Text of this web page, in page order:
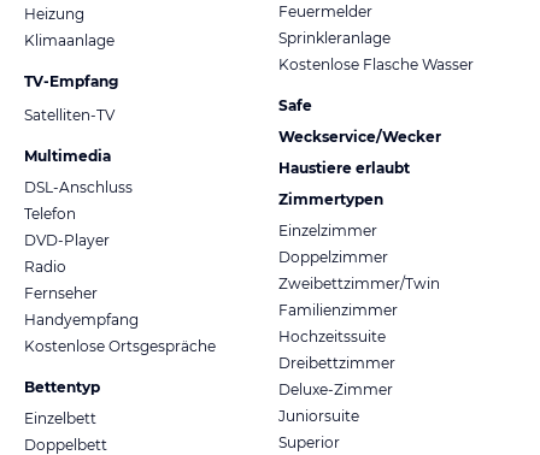
Heizung
Klimaanlage
TV-Empfang
Satelliten-TV
Multimedia
DSL-Anschluss
Telefon
DVD-Player
Radio
Fernseher
Handyempfang
Kostenlose Ortsgespräche
Bettentyp
Einzelbett
Doppelbett
Feuermelder
Sprinkleranlage
Kostenlose Flasche Wasser
Safe
Weckservice/Wecker
Haustiere erlaubt
Zimmertypen
Einzelzimmer
Doppelzimmer
Zweibettzimmer/Twin
Familienzimmer
Hochzeitssuite
Dreibettzimmer
Deluxe-Zimmer
Juniorsuite
Superior